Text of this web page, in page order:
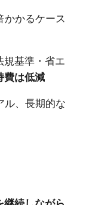
かかるケース
規基準・省エ
費は低減
ル、長期的な